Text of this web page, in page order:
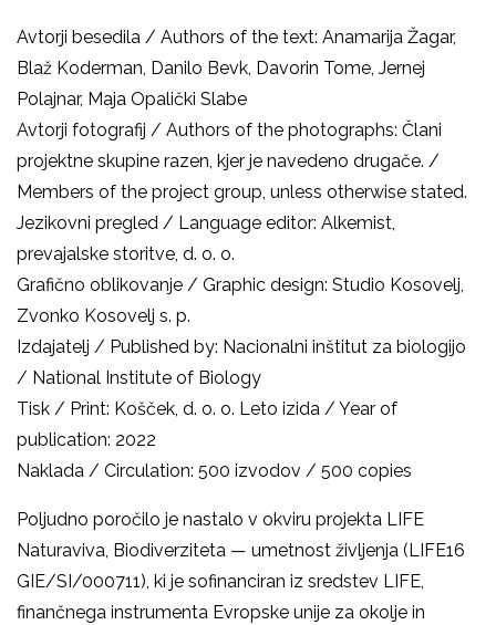
Avtorji besedila / Authors of the text: Anamarija Žagar,
Blaž Koderman, Danilo Bevk, Davorin Tome, Jernej
Polajnar, Maja Opalički Slabe
Avtorji fotografij / Authors of the photographs: Člani
projektne skupine razen, kjer je navedeno drugače. /
Members of the project group, unless otherwise stated.
Jezikovni pregled / Language editor: Alkemist,
prevajalske storitve, d. o. o.
Grafično oblikovanje / Graphic design: Studio Kosovelj,
Zvonko Kosovelj s. p.
Izdajatelj / Published by: Nacionalni inštitut za biologijo
/ National Institute of Biology
Tisk / Print: Košček, d. o. o. Leto izida / Year of
publication: 2022
Naklada / Circulation: 500 izvodov / 500 copies
Poljudno poročilo je nastalo v okviru projekta LIFE
Naturaviva, Biodiverziteta — umetnost življenja (LIFE16
GIE/SI/000711), ki je sofinanciran iz sredstev LIFE,
finančnega instrumenta Evropske unije za okolje in